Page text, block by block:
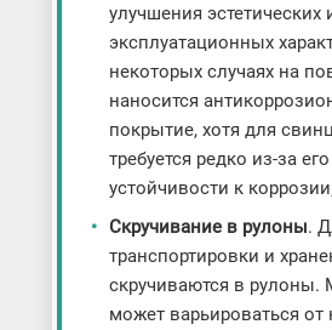
улучшения эстетических
эксплуатационных
некоторых случаях на
наносится
покрытие, хотя для
требуется редко из-за
устойчивости к
Скручивание в рулоны.
транспортировки и
скручиваются в рулоны.
может варьироваться от